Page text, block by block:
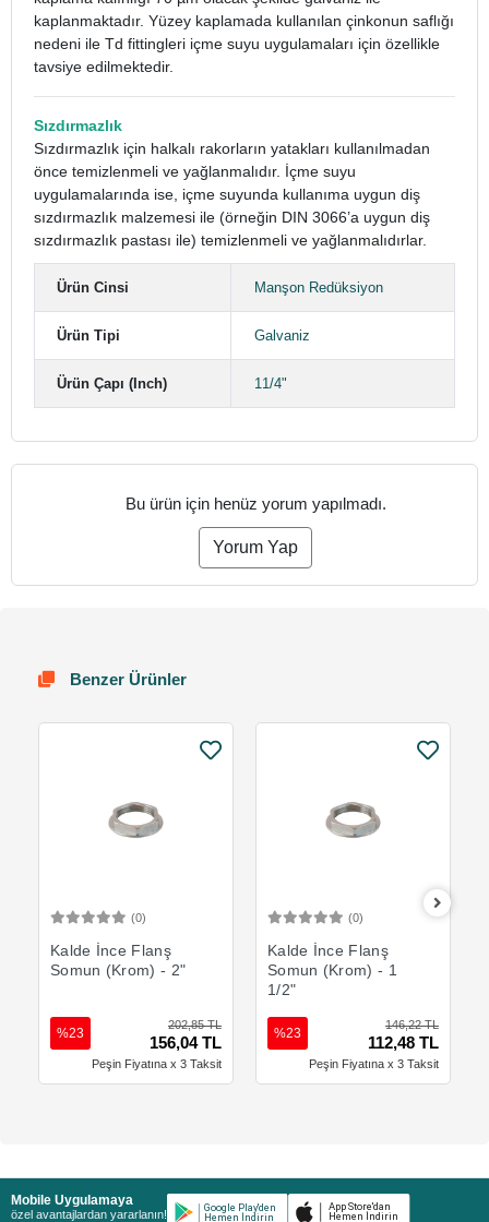
kaplanmaktadır. Yüzey kaplamada kullanılan çinkonun saflığı
nedeni ile Td fittingleri içme suyu uygulamaları için özellikle
tavsiye edilmektedir.
Sızdırmazlık
Sızdırmazlık için halkalı rakorların yatakları kullanılmadan
önce temizlenmeli ve yağlanmalıdır. İçme suyu
uygulamalarında ise, içme suyunda kullanıma uygun diş
sızdırmazlık malzemesi ile (örneğin DIN 3066’a uygun diş
sızdırmazlık pastası ile) temizlenmeli ve yağlanmalıdırlar.
Ürün Cinsi Manşon Redüksiyon
Ürün Tipi Galvaniz
Ürün Çapı (Inch) 11/4"
Bu ürün için henüz yorum yapılmadı.
Yorum Yap
Benzer Ürünler
(0)
Kalde İnce Flanş
Somun (Krom) - 2"
202,85 TL
156,04 TL
%23
Peşin Fiyatına x 3 Taksit
(0)
Kalde İnce Flanş
Somun (Krom) - 1
1/2"
146,22 TL
112,48 TL
%23
Peşin Fiyatına x 3 Taksit
Mobile Uygulamaya
özel avantajlardan yararlanın!